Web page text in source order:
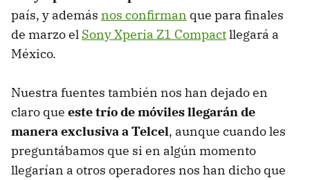
país, y además nos confirman que para finales
de marzo el Sony Xperia Z1 Compactllegará a
México.
Nuestra fuentes también nos han dejado en
claro que este trío de móviles llegarán de
manera exclusiva a Telcel, aunque cuando les
preguntábamos que si en algún momento
llegarían a otros operadores nos han dicho que